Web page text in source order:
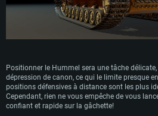
Positionner le Hummel sera une tâche
dépression de canon, ce qui le limite presque
positions défensives à distance sont les plus
Cependant, rien ne vous empêche de vous
confiant et rapide sur la gâchette!